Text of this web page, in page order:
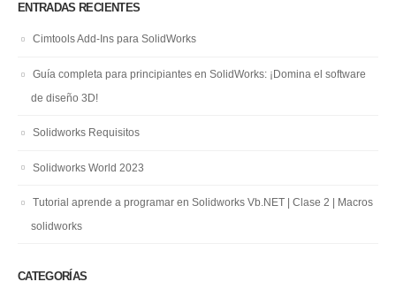
ENTRADAS RECIENTES
Cimtools Add-Ins para SolidWorks
Guía completa para principiantes en SolidWorks: ¡Domina el software
de diseño 3D!
Solidworks Requisitos
Solidworks World 2023
Tutorial aprende a programar en Solidworks Vb.NET | Clase 2 | Macros
solidworks
CATEGORÍAS